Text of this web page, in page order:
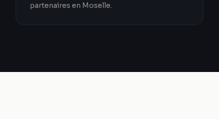
partenaires en Moselle.